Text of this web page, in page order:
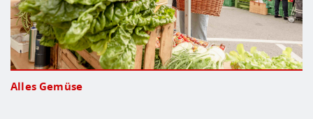
Alles Gemüse